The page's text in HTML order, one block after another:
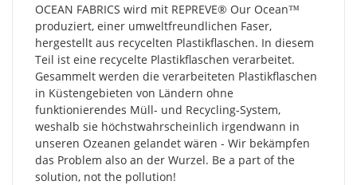
OCEAN FABRICS wird mit REPREVE®️ Our Ocean™
produziert, einer umweltfreundlichen Faser,
hergestellt aus recycelten Plastikflaschen. In diesem
Teil ist eine recycelte Plastikflaschen verarbeitet.
Gesammelt werden die verarbeiteten Plastikflaschen
in Küstengebieten von Ländern ohne
funktionierendes Müll- und Recycling-System,
weshalb sie höchstwahrscheinlich irgendwann in
unseren Ozeanen gelandet wären - Wir bekämpfen
das Problem also an der Wurzel. Be a part of the
solution, not the pollution!